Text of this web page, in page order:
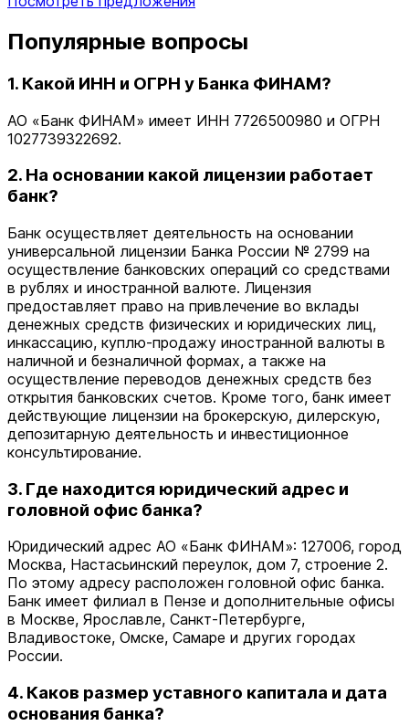
Популярные вопросы
1. Какой ИНН и ОГРН у Банка ФИНАМ?
АО «Банк ФИНАМ» имеет ИНН 7726500980 и ОГРН
1027739322692.
2. На основании какой лицензии работает
банк?
Банк осуществляет деятельность на основании
универсальной лицензии Банка России № 2799 на
осуществление банковских операций со средствами
в рублях и иностранной валюте. Лицензия
предоставляет право на привлечение во вклады
денежных средств физических и юридических лиц,
инкассацию, куплю-продажу иностранной валюты в
наличной и безналичной формах, а также на
осуществление переводов денежных средств без
открытия банковских счетов. Кроме того, банк имеет
действующие лицензии на брокерскую, дилерскую,
депозитарную деятельность и инвестиционное
консультирование.
3. Где находится юридический адрес и
головной офис банка?
Юридический адрес АО «Банк ФИНАМ»: 127006, город
Москва, Настасьинский переулок, дом 7, строение 2.
По этому адресу расположен головной офис банка.
Банк имеет филиал в Пензе и дополнительные офисы
в Москве, Ярославле, Санкт-Петербурге,
Владивостоке, Омске, Самаре и других городах
России.
4. Каков размер уставного капитала и дата
основания банка?